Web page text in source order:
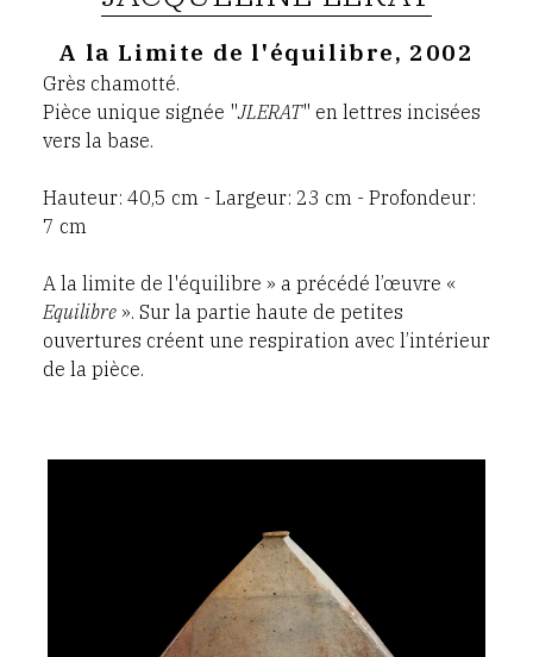
A la Limite de l'équilibre, 2002
Grès chamotté.
Pièce unique signée "JLERAT" en lettres incisées
vers la base.
Hauteur: 40,5 cm - Largeur: 23 cm - Profondeur:
7 cm
A la limite de l'équilibre » a précédé l’œuvre «
Equilibre ». Sur la partie haute de petites
ouvertures créent une respiration avec l’intérieur
de la pièce.